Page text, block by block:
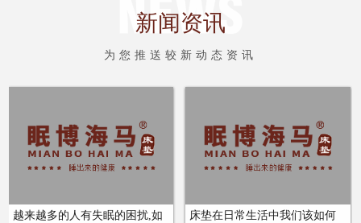
新闻资讯
为您推送较新动态资讯
越来越多的人有失眠的困扰,如
床垫在日常生活中我们该如何